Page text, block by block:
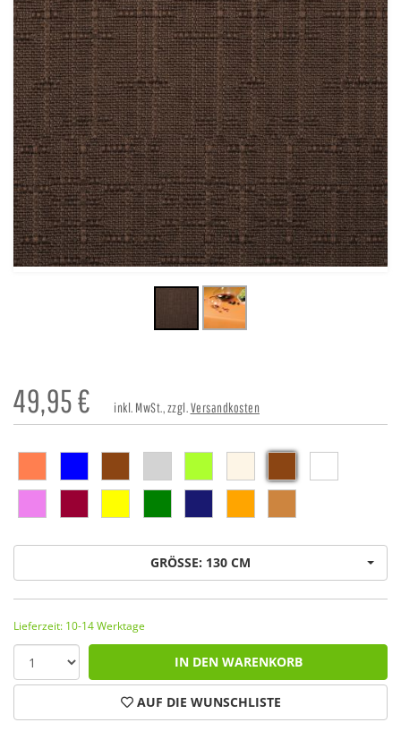
49,95€ inkl. MwSt., zzgl.Versandkosten
GRÖSSE: 130 CM
Lieferzeit: 10-14 Werktage
IN DEN WARENKORB
AUF DIE WUNSCHLISTE